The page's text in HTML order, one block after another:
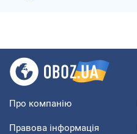
Про компанію
Правова інформація